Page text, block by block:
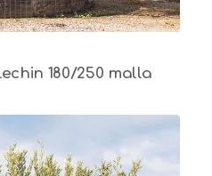
180/250 malla